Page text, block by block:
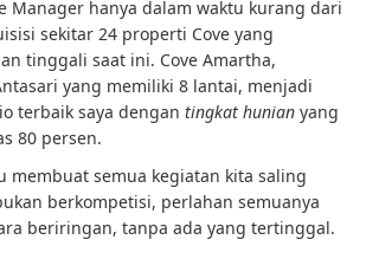
Manager hanya dalam waktu kurang dari
sekitar 24 properti Cove yang
tinggali saat ini. Cove Amartha,
yang memiliki 8 lantai, menjadi
terbaik saya dengan tingkat hunian yang
80 persen.
membuat semua kegiatan kita saling
berkompetisi, perlahan semuanya
beriringan, tanpa ada yang tertinggal.